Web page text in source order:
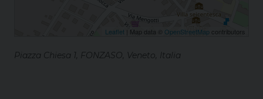
Leaflet | Map data © OpenStreetMap contributors
Piazza Chiesa 1, FONZASO, Veneto, Italia